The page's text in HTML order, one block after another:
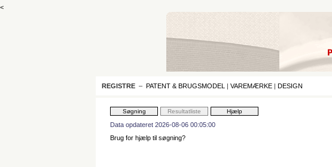
<
REGISTRE – PATENT & BRUGSMODEL | VAREMÆRKE | DESIGN
Data opdateret 2026-08-06 00:05:00
Brug for hjælp til søgning?